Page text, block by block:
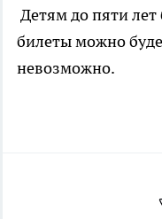
Детям до пяти лет
билеты можно
невозможно.